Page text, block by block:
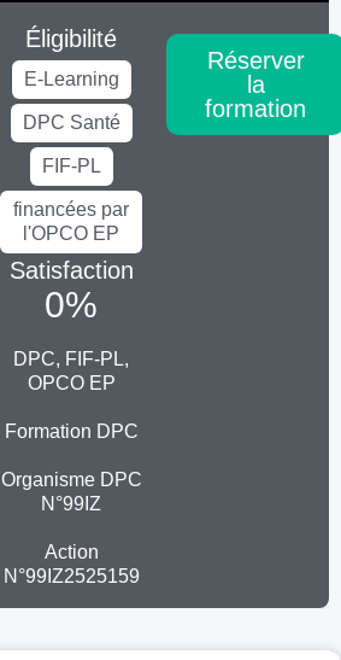
Éligibilité
E-Learning
DPC Santé
FIF-PL
financées par
l'OPCO EP
Satisfaction
0%
DPC, FIF-PL,
OPCO EP
Formation DPC
Organisme DPC
N°99IZ
Action
N°99IZ2525159
Réserver
la
formation